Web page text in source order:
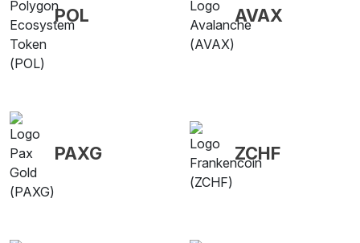
POL AVAX
PAXG ZCHF